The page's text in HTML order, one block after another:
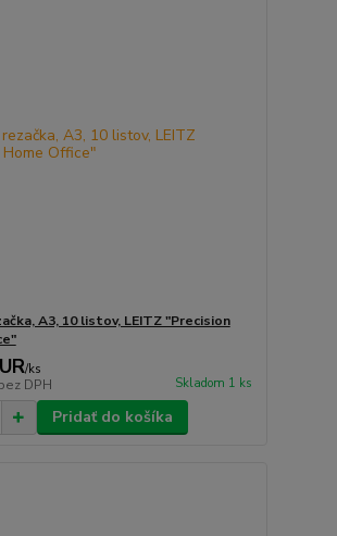
A3, 10 listov, LEITZ "Precision
/ks
DPH Skladom 1 ks
Pridať do košíka